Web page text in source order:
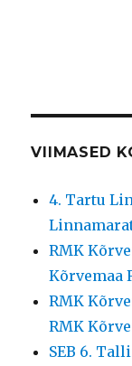
VIIMASED
4. Tartu
RMK
Kõrvemaa
RMK
RMK
SEB 6.